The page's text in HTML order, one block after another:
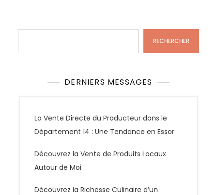
RECHERCHER
DERNIERS MESSAGES
La Vente Directe du Producteur dans le
Département 14 : Une Tendance en Essor
Découvrez la Vente de Produits Locaux
Autour de Moi
Découvrez la Richesse Culinaire d’un